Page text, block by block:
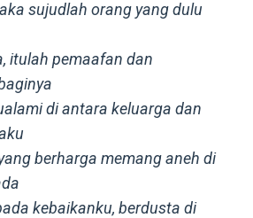
sujudlah orang yang dulu
itulah pemaafan dan
di antara keluarga dan
berharga memang aneh di
kebaikanku, berdusta di